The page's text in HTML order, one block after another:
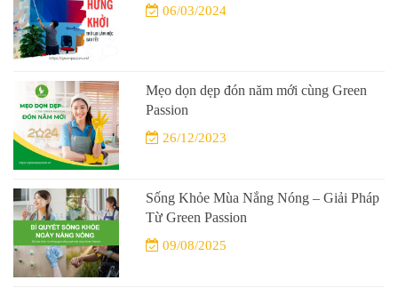
06/03/2024
Mẹo dọn dẹp đón năm mới cùng Green
Passion
26/12/2023
Sống Khỏe Mùa Nắng Nóng – Giải Pháp
Từ Green Passion
09/08/2025